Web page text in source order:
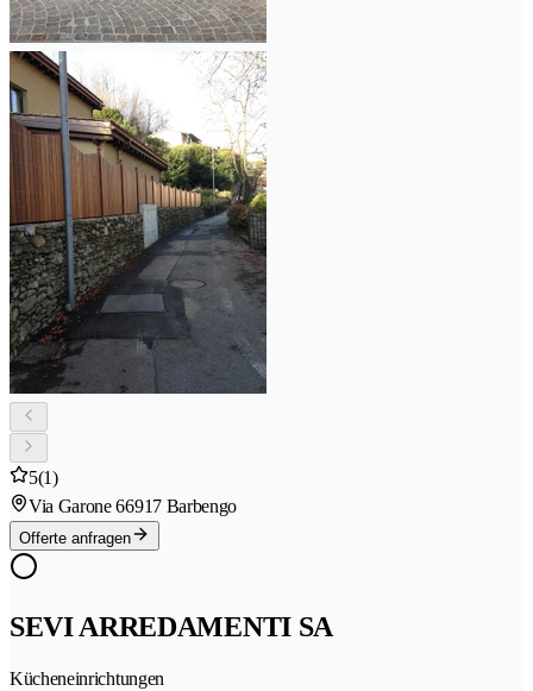
5(1)
Via Garone 66917 Barbengo
Offerte anfragen
SEVI ARREDAMENTI SA
Kücheneinrichtungen